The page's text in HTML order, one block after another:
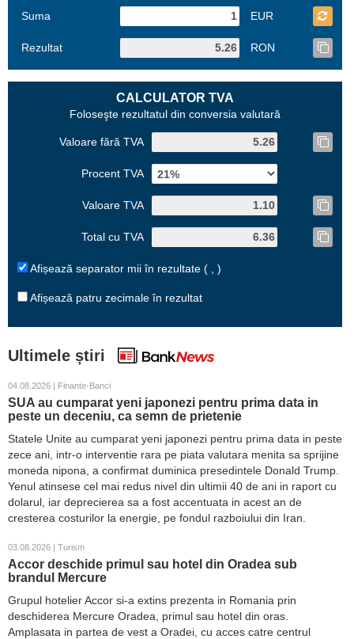
Suma EUR
Rezultat RON
CALCULATOR TVA
Foloseşte rezultatul din conversia valutară
Valoare fără TVA
Procent TVA
Valoare TVA
Total cu TVA
Afișează separator mii în rezultate ( , )
Afișează patru zecimale în rezultat
Ultimele știri
04.08.2026 | Finante-Banci
SUA au cumparat yeni japonezi pentru prima data in
peste un deceniu, ca semn de prietenie
Statele Unite au cumparat yeni japonezi pentru prima data in peste
zece ani, intr-o interventie rara pe piata valutara menita sa sprijine
moneda nipona, a confirmat duminica presedintele Donald Trump.
Yenul atinsese cel mai redus nivel din ultimii 40 de ani in raport cu
dolarul, iar deprecierea sa a fost accentuata in acest an de
cresterea costurilor la energie, pe fondul razboiului din Iran.
03.08.2026 | Turism
Accor deschide primul sau hotel din Oradea sub
brandul Mercure
Grupul hotelier Accor si-a extins prezenta in Romania prin
deschiderea Mercure Oradea, primul sau hotel din oras.
Amplasata in partea de vest a Oradei, cu acces catre centrul